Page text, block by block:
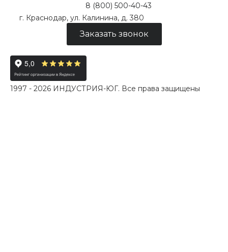
8 (800) 500-40-43
г. Краснодар, ул. Калинина, д. 380
Заказать звонок
1997 - 2026 ИНДУСТРИЯ-ЮГ. Все права защищены